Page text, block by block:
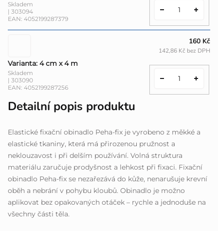
Skladem
| 303094
EAN: 4052199287379
Varianta: 4 cm x 4 m
Skladem
| 303090
EAN: 4052199287256
160 Kč
142,86 Kč bez DPH
Detailní popis produktu
Elastické fixační obinadlo Peha-fix je vyrobeno z měkké a
elastické tkaniny, která má přirozenou pružnost a
neklouzavost i při delším používání. Volná struktura
materiálu zaručuje prodyšnost a lehkost při fixaci. Fixační
obinadlo Peha-fix se nezařezává do kůže, nenarušuje krevní
oběh a nebrání v pohybu kloubů. Obinadlo je možno
aplikovat bez opakovaných otáček – rychle a jednoduše na
všechny části těla.